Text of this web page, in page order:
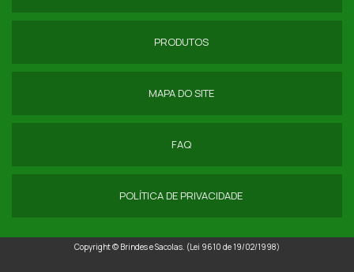
PRODUTOS
MAPA DO SITE
FAQ
POLÍTICA DE PRIVACIDADE
Copyright © Brindes e Sacolas. (Lei 9610 de 19/02/1998)